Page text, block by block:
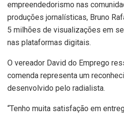
empreendedorismo nas
produções jornalísticas, Bruno
5 milhões de visualizações em
nas plataformas digitais.
O vereador David do Emprego
comenda representa um
desenvolvido pelo radialista.
“Tenho muita satisfação em